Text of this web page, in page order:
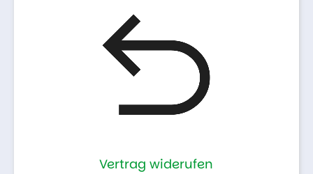
Vertrag widerufen